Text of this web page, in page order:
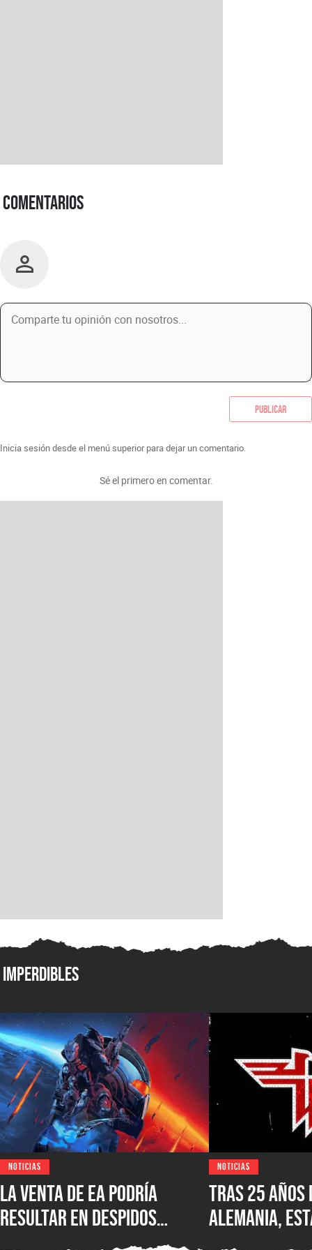
Comentarios
Publicar
Inicia sesión desde el menú superior para dejar un comentario.
Sé el primero en comentar.
Imperdibles
NOTICIAS
La venta de EA podría
resultar en despidos
masivos y la venta de
NOTICIAS
Tras 25 años
Alemania,